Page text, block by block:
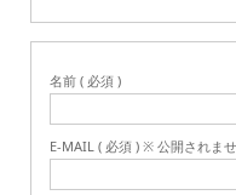
名前 ( 必須 )
E-MAIL ( 必須 ) ※ 公開されま